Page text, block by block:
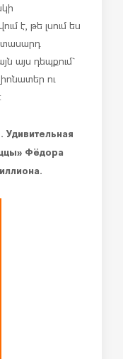
է, թե լսում ես
այս դեպքում`
ու
Удивительная
Фёдора